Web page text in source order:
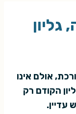
אולם אינו
הקודם רק